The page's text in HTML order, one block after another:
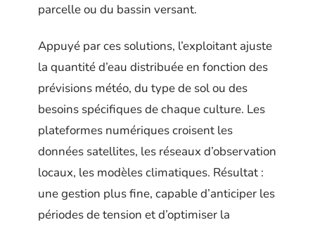
parcelle ou du bassin versant.
Appuyé par ces solutions, l’exploitant ajuste
la quantité d’eau distribuée en fonction des
prévisions météo, du type de sol ou des
besoins spécifiques de chaque culture. Les
plateformes numériques croisent les
données satellites, les réseaux d’observation
locaux, les modèles climatiques. Résultat :
une gestion plus fine, capable d’anticiper les
périodes de tension et d’optimiser la